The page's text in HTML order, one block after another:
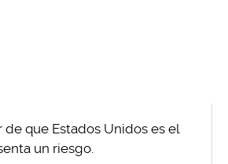
de que Estados Unidos es el
un riesgo.